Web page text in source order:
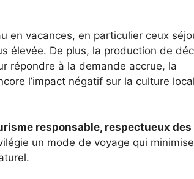
en vacances, en particulier ceux
élevée. De plus, la production de
répondre à la demande accrue, la
l’impact négatif sur la culture
responsable, respectueux des
un mode de voyage qui minimise